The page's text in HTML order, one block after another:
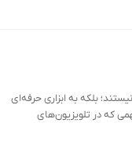
بلکه به ابزاری حرفه‌ای
که در تلویزیون‌های